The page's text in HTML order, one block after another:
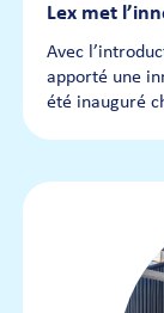
Lex met
Avec
apporté une
été inauguré